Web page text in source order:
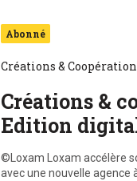
Abonné
Créations &
Créations &
Edition
©Loxam Loxam accélère
avec une nouvelle agence